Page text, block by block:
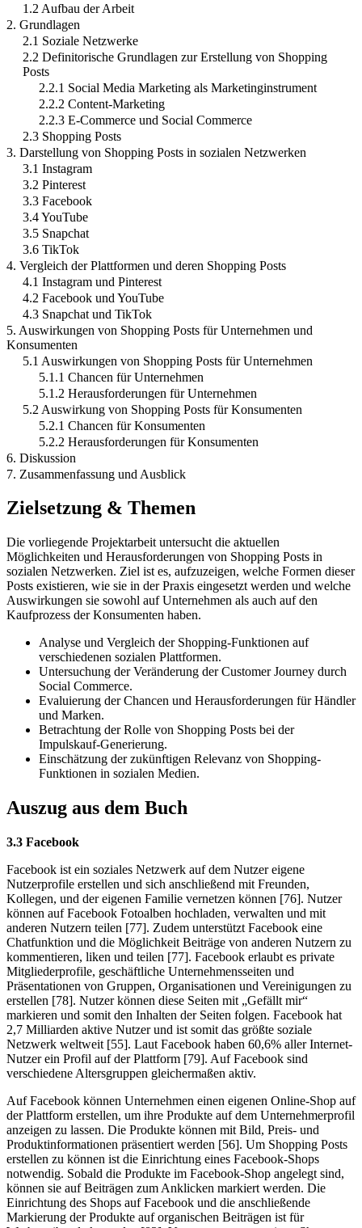
1.2 Aufbau der Arbeit
2. Grundlagen
2.1 Soziale Netzwerke
2.2 Definitorische Grundlagen zur Erstellung von Shopping
Posts
2.2.1 Social Media Marketing als Marketinginstrument
2.2.2 Content-Marketing
2.2.3 E-Commerce und Social Commerce
2.3 Shopping Posts
3. Darstellung von Shopping Posts in sozialen Netzwerken
3.1 Instagram
3.2 Pinterest
3.3 Facebook
3.4 YouTube
3.5 Snapchat
3.6 TikTok
4. Vergleich der Plattformen und deren Shopping Posts
4.1 Instagram und Pinterest
4.2 Facebook und YouTube
4.3 Snapchat und TikTok
5. Auswirkungen von Shopping Posts für Unternehmen und
Konsumenten
5.1 Auswirkungen von Shopping Posts für Unternehmen
5.1.1 Chancen für Unternehmen
5.1.2 Herausforderungen für Unternehmen
5.2 Auswirkung von Shopping Posts für Konsumenten
5.2.1 Chancen für Konsumenten
5.2.2 Herausforderungen für Konsumenten
6. Diskussion
7. Zusammenfassung und Ausblick
Zielsetzung & Themen
Die vorliegende Projektarbeit untersucht die aktuellen
Möglichkeiten und Herausforderungen von Shopping Posts in
sozialen Netzwerken. Ziel ist es, aufzuzeigen, welche Formen dieser
Posts existieren, wie sie in der Praxis eingesetzt werden und welche
Auswirkungen sie sowohl auf Unternehmen als auch auf den
Kaufprozess der Konsumenten haben.
Analyse und Vergleich der Shopping-Funktionen auf
verschiedenen sozialen Plattformen.
Untersuchung der Veränderung der Customer Journey durch
Social Commerce.
Evaluierung der Chancen und Herausforderungen für Händler
und Marken.
Betrachtung der Rolle von Shopping Posts bei der
Impulskauf-Generierung.
Einschätzung der zukünftigen Relevanz von Shopping-
Funktionen in sozialen Medien.
Auszug aus dem Buch
3.3 Facebook
Facebook ist ein soziales Netzwerk auf dem Nutzer eigene
Nutzerprofile erstellen und sich anschließend mit Freunden,
Kollegen, und der eigenen Familie vernetzen können [76]. Nutzer
können auf Facebook Fotoalben hochladen, verwalten und mit
anderen Nutzern teilen [77]. Zudem unterstützt Facebook eine
Chatfunktion und die Möglichkeit Beiträge von anderen Nutzern zu
kommentieren, liken und teilen [77]. Facebook erlaubt es private
Mitgliederprofile, geschäftliche Unternehmensseiten und
Präsentationen von Gruppen, Organisationen und Vereinigungen zu
erstellen [78]. Nutzer können diese Seiten mit „Gefällt mir“
markieren und somit den Inhalten der Seiten folgen. Facebook hat
2,7 Milliarden aktive Nutzer und ist somit das größte soziale
Netzwerk weltweit [55]. Laut Facebook haben 60,6% aller Internet-
Nutzer ein Profil auf der Plattform [79]. Auf Facebook sind
verschiedene Altersgruppen gleichermaßen aktiv.
Auf Facebook können Unternehmen einen eigenen Online-Shop auf
der Plattform erstellen, um ihre Produkte auf dem Unternehmerprofil
anzeigen zu lassen. Die Produkte können mit Bild, Preis- und
Produktinformationen präsentiert werden [56]. Um Shopping Posts
erstellen zu können ist die Einrichtung eines Facebook-Shops
notwendig. Sobald die Produkte im Facebook-Shop angelegt sind,
können sie auf Beiträgen zum Anklicken markiert werden. Die
Einrichtung des Shops auf Facebook und die anschließende
Markierung der Produkte auf organischen Beiträgen ist für